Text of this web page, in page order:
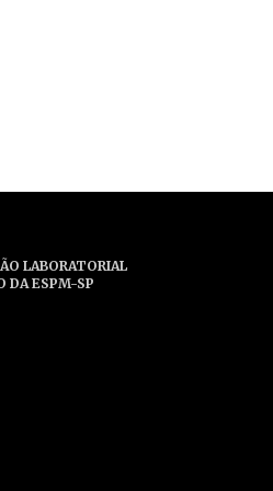
LABORATORIAL
DA ESPM-SP